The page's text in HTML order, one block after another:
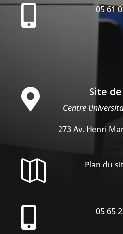
 05 61
 Site
Centre
273 Av. Henri
 Plan du
 05 65